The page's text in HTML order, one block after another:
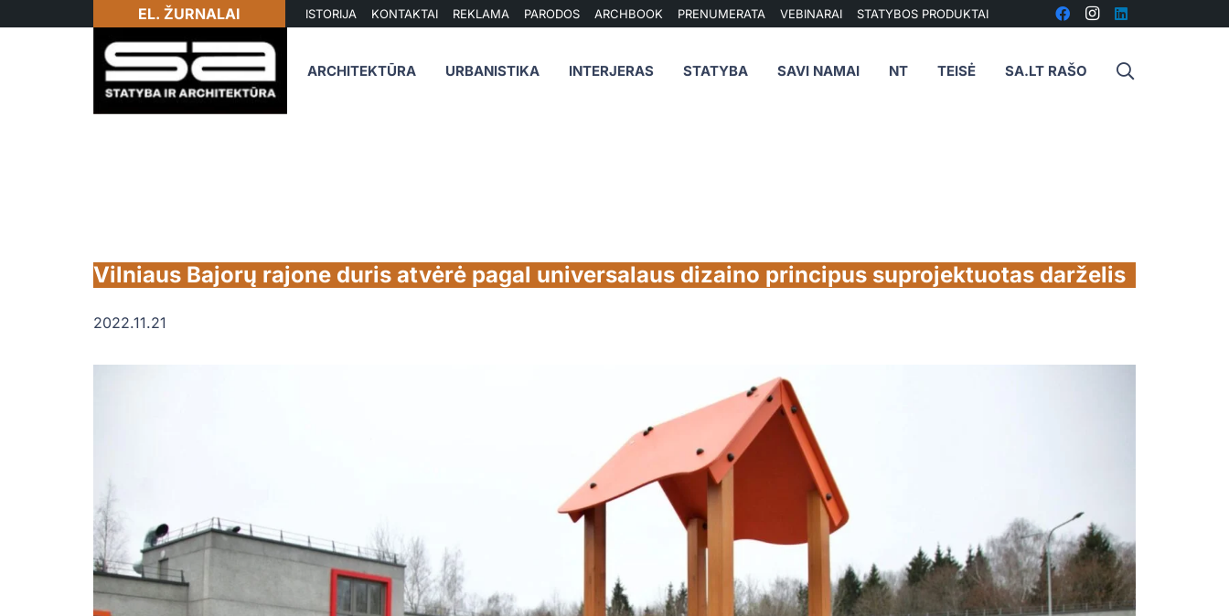
EL. ŽURNALAI ISTORIJA KONTAKTAI REKLAMA PARODOS ARCHBOOK PRENUMERATA VEBINARAI STATYBOS PRODUKTAI
ARCHITEKTŪRA URBANISTIKA INTERJERAS STATYBA SAVI NAMAI NT TEISĖ SA.LT RAŠO
Vilniaus Bajorų rajone duris atvėrė pagal universalaus dizaino principus suprojektuotas darželis
2022.11.21